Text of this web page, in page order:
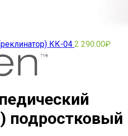
КК-04 2 290.00₽
подростковый